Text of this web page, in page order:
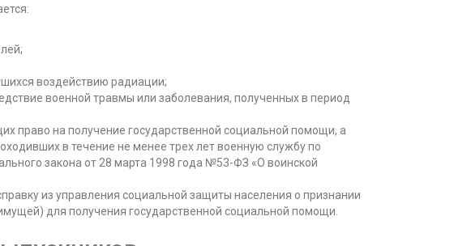
воздействию радиации;
военной травмы или заболевания, полученных в период
право на получение государственной социальной помощи, а
в течение не менее трех лет военную службу по
закона от 28 марта 1998 года №53-ФЗ «О воинской
из управления социальной защиты населения о признании
для получения государственной социальной помощи.